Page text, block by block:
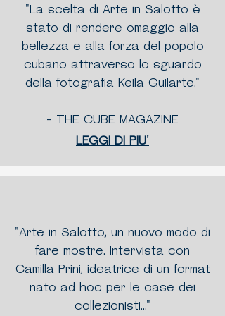
"La scelta di Arte in Salotto è
stato di rendere omaggio alla
bellezza e alla forza del popolo
cubano attraverso lo sguardo
della fotografia Keila Guilarte."
- THE CUBE MAGAZINE
LEGGI DI PIU'
"Arte in Salotto, un nuovo modo di
fare mostre. Intervista con
Camilla Prini, ideatrice di un format
nato ad hoc per le case dei
collezionisti..."